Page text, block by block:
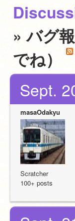
» バグ
でね）
Sept.
masaOdakyu
Scratcher
100+ posts